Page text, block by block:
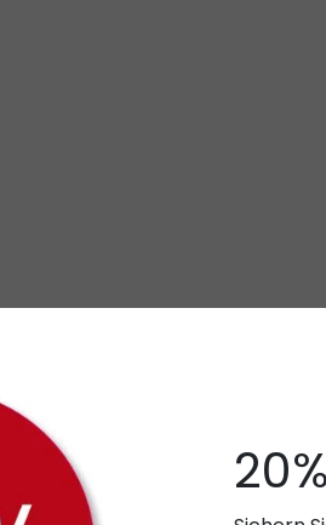
Highlight für moderne Wohnräume.
bringt sie zeitlose Eleganz und
Aufhängung lässt